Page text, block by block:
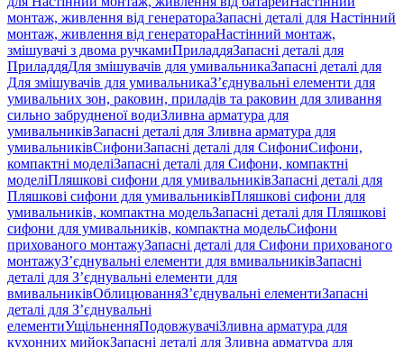
монтаж, живлення від генератораЗапасні деталі для Настінний
монтаж, живлення від генератораНастінний монтаж,
змішувачі з двома ручкамиПриладдяЗапасні деталі для
ПриладдяДля змішувачів для умивальникаЗапасні деталі для
Для змішувачів для умивальникаЗ’єднувальні елементи для
умивальних зон, раковин, приладів та раковин для зливання
сильно забрудненої водиЗливна арматура для
умивальниківЗапасні деталі для Зливна арматура для
умивальниківСифониЗапасні деталі для СифониСифони,
компактні моделіЗапасні деталі для Сифони, компактні
моделіПляшкові сифони для умивальниківЗапасні деталі для
Пляшкові сифони для умивальниківПляшкові сифони для
умивальників, компактна модельЗапасні деталі для Пляшкові
сифони для умивальників, компактна модельСифони
прихованого монтажуЗапасні деталі для Сифони прихованого
монтажуЗ’єднувальні елементи для вмивальниківЗапасні
деталі для З’єднувальні елементи для
вмивальниківОблицюванняЗ’єднувальні елементиЗапасні
деталі для З’єднувальні
елементиУщільненняПодовжувачіЗливна арматура для
кухонних мийокЗапасні деталі для Зливна арматура для